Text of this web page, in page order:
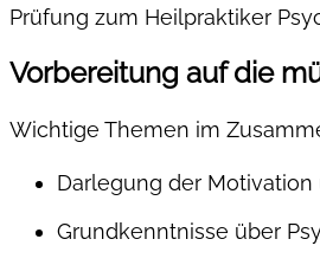
Prüfung zum Heilpraktiker
Vorbereitung auf die
Wichtige Themen im
Darlegung der
Grundkenntnisse über